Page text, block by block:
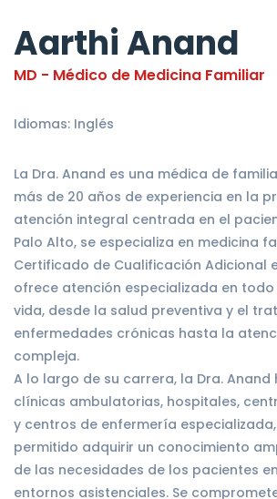
Aarthi Anand
MD - Médico de Medicina Familiar
Idiomas: Inglés
La Dra. Anand es una médica de
más de 20 años de experiencia en la
atención integral centrada en el
Palo Alto, se especializa en medicina
Certificado de Cualificación Adicional
ofrece atención especializada en
vida, desde la salud preventiva y el
enfermedades crónicas hasta la
compleja.
A lo largo de su carrera, la Dra.
clínicas ambulatorias, hospitales,
y centros de enfermería
permitido adquirir un conocimiento
de las necesidades de los pacientes
entornos asistenciales. Se